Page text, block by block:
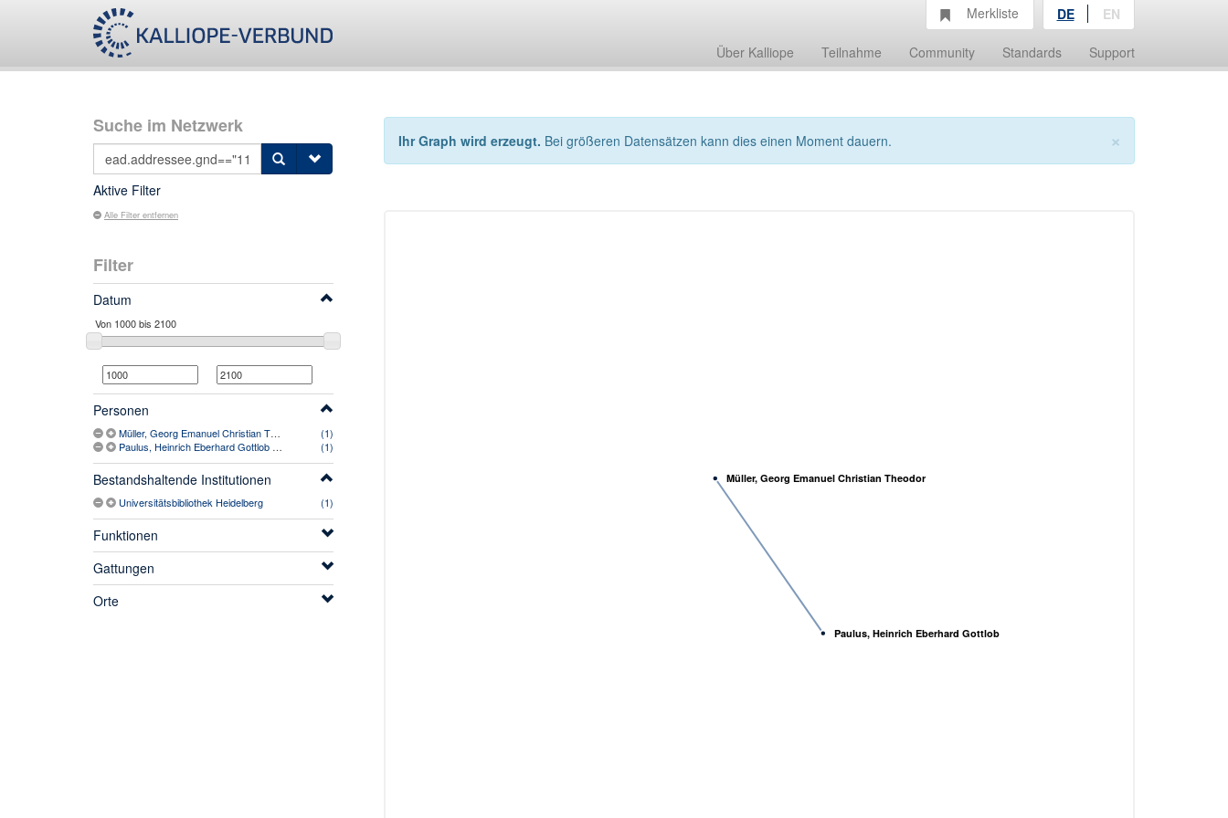
Über Kalliope Teilnahme Community Standards Support
Merkliste DE EN
Suche im Netzwerk
Aktive Filter
Alle Filter entfernen
Filter
Datum
Personen
Müller, Georg Emanuel Christian Theodor (1766-1836)
(1)
Paulus, Heinrich Eberhard Gottlob (1761-1851)
(1)
Bestandshaltende Institutionen
Universitätsbibliothek Heidelberg (1)
Funktionen
Gattungen
Orte
×
Ihr Graph wird erzeugt. Bei größeren Datensätzen kann dies einen Moment dauern.
Müller, Georg Emanuel Christian Theodor
Paulus, Heinrich Eberhard Gottlob